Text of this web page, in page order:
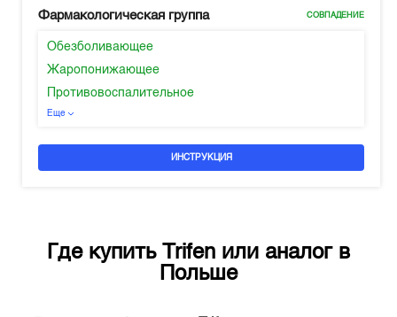
Фармакологическая группа СОВПАДЕНИЕ
Обезболивающее
Жаропонижающее
Противовоспалительное
Еще
ИНСТРУКЦИЯ
Где купить Trifen или аналог в
Польше